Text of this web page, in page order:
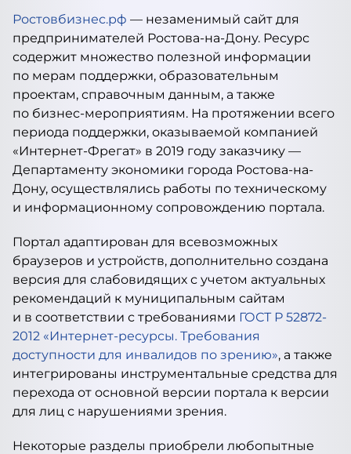
Ростовбизнес.рф — незаменимый сайт для
предпринимателей Ростова-на-Дону. Ресурс
содержит множество полезной информации
по мерам поддержки, образовательным
проектам, справочным данным, а также
по бизнес-мероприятиям. На протяжении всего
периода поддержки, оказываемой компанией
«Интернет-Фрегат» в 2019 году заказчику —
Департаменту экономики города Ростова-на-
Дону, осуществлялись работы по техническому
и информационному сопровождению портала.
Портал адаптирован для всевозможных
браузеров и устройств, дополнительно создана
версия для слабовидящих с учетом актуальных
рекомендаций к муниципальным сайтам
и в соответствии с требованиями ГОСТ Р 52872-
2012 «Интернет-ресурсы. Требования
доступности для инвалидов по зрению», а также
интегрированы инструментальные средства для
перехода от основной версии портала к версии
для лиц с нарушениями зрения.
Некоторые разделы приобрели любопытные